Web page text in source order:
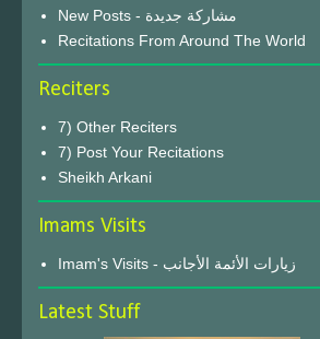
New Posts - مشاركة جديدة
Recitations From Around The World
Reciters
7) Other Reciters
7) Post Your Recitations
Sheikh Arkani
Imams Visits
Imam's Visits - زيارات الأئمة الأجانب
Latest Stuff